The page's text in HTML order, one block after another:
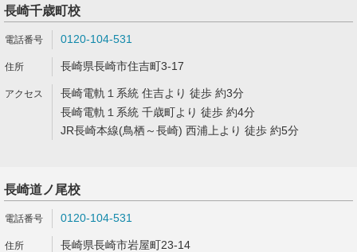
長崎千歳町校
0120-104-531
長崎県長崎市住吉町3-17
長崎電軌１系統 住吉より 徒歩 約3分
長崎電軌１系統 千歳町より 徒歩 約4分
JR長崎本線(鳥栖～長崎) 西浦上より 徒歩 約5分
長崎道ノ尾校
0120-104-531
長崎県長崎市岩屋町23-14